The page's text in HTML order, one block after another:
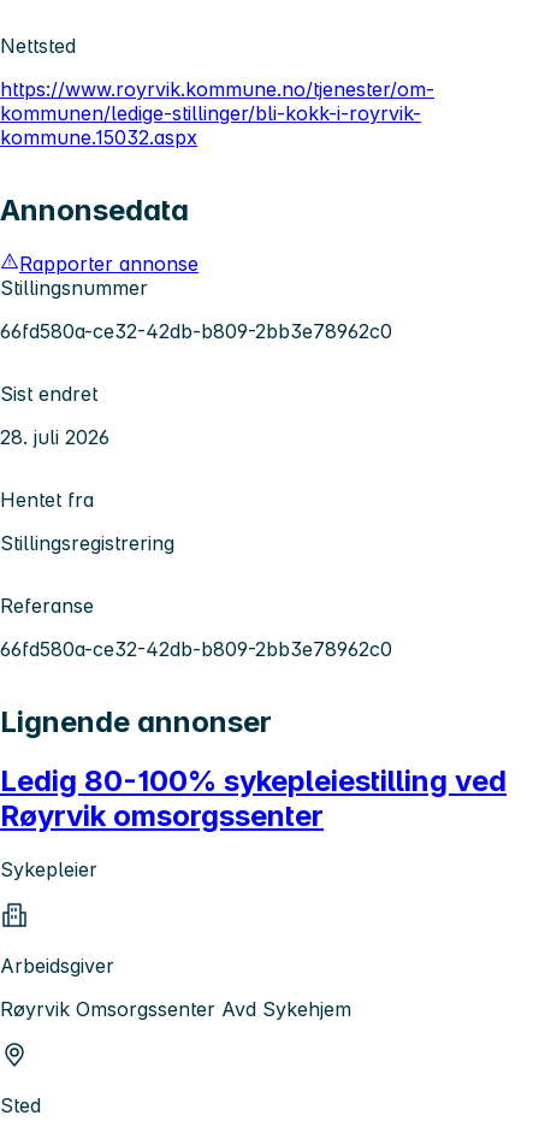
Nettsted
https://www.royrvik.kommune.no/tjenester/om-
kommunen/ledige-stillinger/bli-kokk-i-royrvik-
kommune.15032.aspx
Annonsedata
Rapporter annonse
Stillingsnummer
66fd580a-ce32-42db-b809-2bb3e78962c0
Sist endret
28. juli 2026
Hentet fra
Stillingsregistrering
Referanse
66fd580a-ce32-42db-b809-2bb3e78962c0
Lignende annonser
Ledig 80-100% sykepleiestilling ved
Røyrvik omsorgssenter
Sykepleier
Arbeidsgiver
Røyrvik Omsorgssenter Avd Sykehjem
Sted